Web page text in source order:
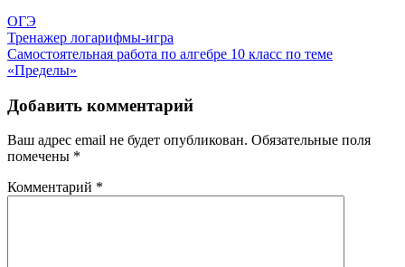
ОГЭ
Навигация
по
Тренажер логарифмы-игра
Самостоятельная работа по алгебре 10 класс по теме
«Пределы»
Добавить комментарий
Ваш адрес email не будет опубликован. Обязательные поля
помечены *
Комментарий *